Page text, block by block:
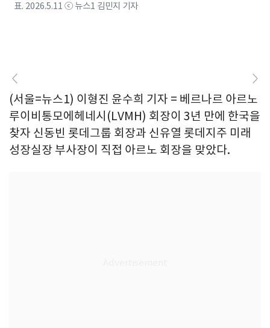
표. 2026.5.11 ⓒ 뉴스1 김민지 기자
(서울=뉴스1) 이형진 윤수희 기자 = 베르나르 아르노
루이비통모에헤네시(LVMH) 회장이 3년 만에 한국을
찾자 신동빈 롯데그룹 회장과 신유열 롯데지주 미래
성장실장 부사장이 직접 아르노 회장을 맞았다.